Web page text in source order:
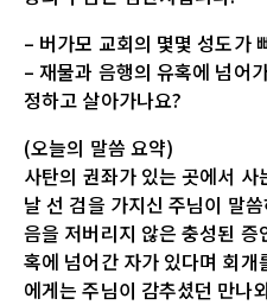
– 버가모 교회의 몇몇 성도가
– 재물과 음행의 유혹에 넘어
정하고 살아가나요?
(오늘의 말씀 요약)
사탄의 권좌가 있는 곳에서
날 선 검을 가지신 주님이 말
음을 저버리지 않은 충성된
혹에 넘어간 자가 있다며 회
에게는 주님이 감추셨던 만나